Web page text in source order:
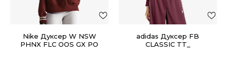
Nike Дуксер W NSW
PHNX FLC OOS GX PO
adidas Дуксер FB
CLASSIC TT_